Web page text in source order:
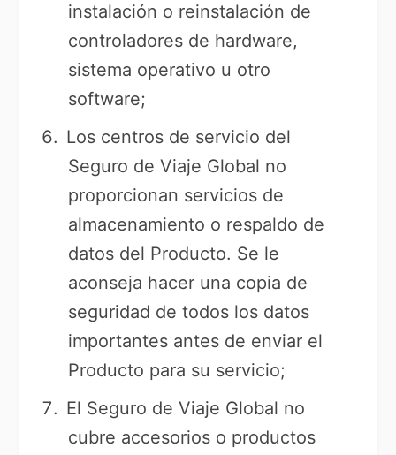
instalación o reinstalación de
controladores de hardware,
sistema operativo u otro
software;
Los centros de servicio del
Seguro de Viaje Global no
proporcionan servicios de
almacenamiento o respaldo de
datos del Producto. Se le
aconseja hacer una copia de
seguridad de todos los datos
importantes antes de enviar el
Producto para su servicio;
El Seguro de Viaje Global no
cubre accesorios o productos